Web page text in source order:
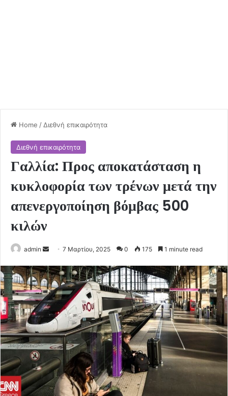
Home / Διεθνή επικαιρότητα
Διεθνή επικαιρότητα
Γαλλία: Προς αποκατάσταση η
κυκλοφορία των τρένων μετά την
απενεργοποίηση βόμβας 500
κιλών
admin
Send
email
7 Μαρτίου, 2025 0 175 1 minute read